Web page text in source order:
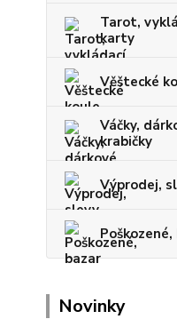
Tarot,
karty
Věštecké
Váčky,
krabičky
Výprodej,
Novinky